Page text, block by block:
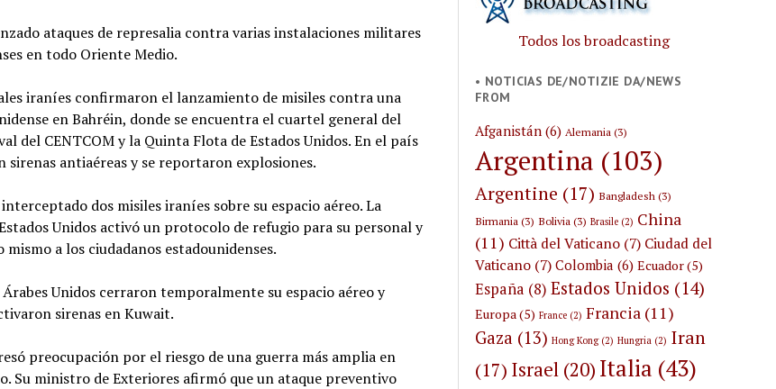
ataques de represalia contra varias instalaciones militares
en todo Oriente Medio.
iraníes confirmaron el lanzamiento de misiles contra una
en Bahréin, donde se encuentra el cuartel general del
del CENTCOM y la Quinta Flota de Estados Unidos. En el país
sirenas antiaéreas y se reportaron explosiones.
dos misiles iraníes sobre su espacio aéreo. La
Unidos activó un protocolo de refugio para su personal y
mismo a los ciudadanos estadounidenses.
Unidos cerraron temporalmente su espacio aéreo y
sirenas en Kuwait.
preocupación por el riesgo de una guerra más amplia en
Su ministro de Exteriores afirmó que un ataque preventivo
Todos los broadcasting
• NOTICIAS DE/NOTIZIE DA/NEWS
FROM
Afganistán (6) Alemania (3)
Argentina (103)
Argentine (17) Bangladesh (3)
Birmania (3) Bolivia (3) Brasile (2) China
(11) Città del Vaticano (7) Ciudad del
Vaticano (7) Colombia (6) Ecuador(5)
España (8) Estados Unidos (14)
Europa(5) France (2) Francia (11)
Gaza (13) Hong Kong(2) Hungria (2) Iran
(17) Israel (20) Italia (43)